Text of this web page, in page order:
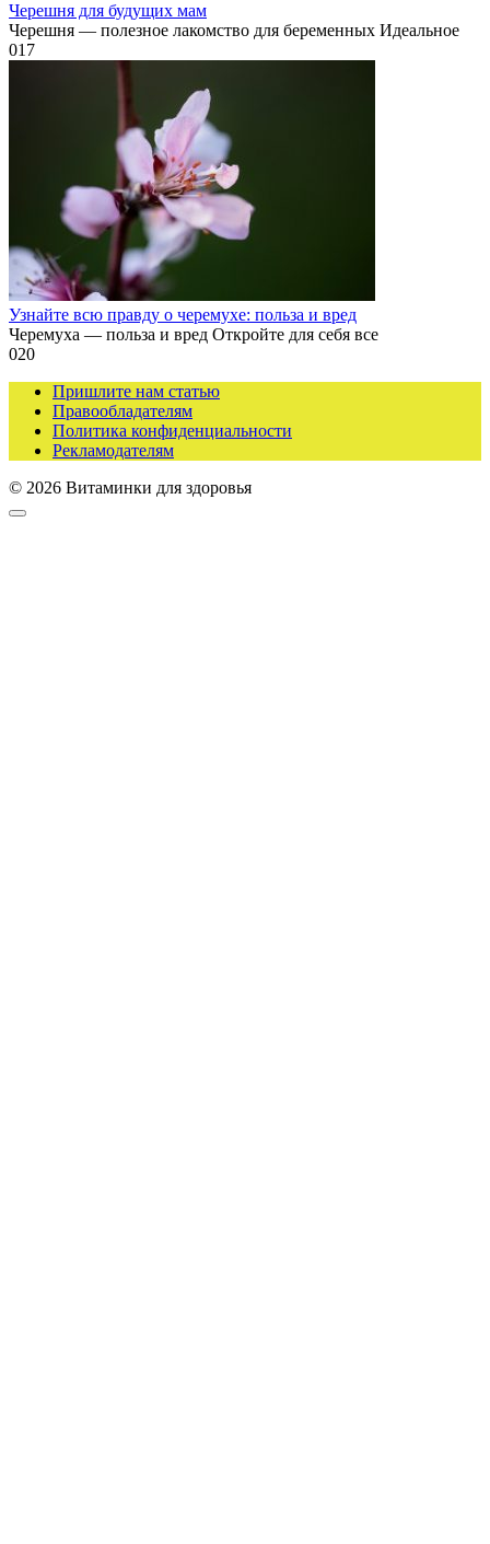
Черешня для будущих мам
Черешня — полезное лакомство для беременных Идеальное
017
Узнайте всю правду о черемухе: польза и вред
Черемуха — польза и вред Откройте для себя все
020
Пришлите нам статью
Правообладателям
Политика конфиденциальности
Рекламодателям
© 2026 Витаминки для здоровья